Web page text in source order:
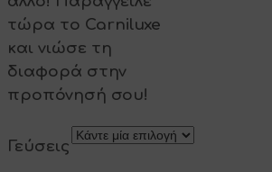
τώρα το Carniluxe
και νιώσε τη
διαφορά στην
προπόνησή σου!
Γεύσεις